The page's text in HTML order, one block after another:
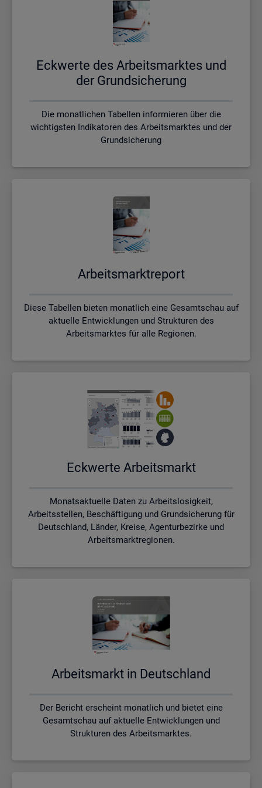
Eck­wer­te des Ar­beits­mark­tes und
der Grund­si­che­rung
Die monatlichen Tabellen informieren über die
wichtigsten Indikatoren des Arbeitsmarktes und der
Grundsicherung
Ar­beits­markt­re­port
Diese Tabellen bieten monatlich eine Gesamtschau auf
aktuelle Entwicklungen und Strukturen des
Arbeitsmarktes für alle Regionen.
Eck­wer­te Ar­beits­markt
Monatsaktuelle Daten zu Arbeitslosigkeit,
Arbeitsstellen, Beschäftigung und Grundsicherung für
Deutschland, Länder, Kreise, Agenturbezirke und
Arbeitsmarktregionen.
Ar­beits­markt in Deutsch­land
Der Bericht erscheint monatlich und bietet eine
Gesamtschau auf aktuelle Entwicklungen und
Strukturen des Arbeitsmarktes.